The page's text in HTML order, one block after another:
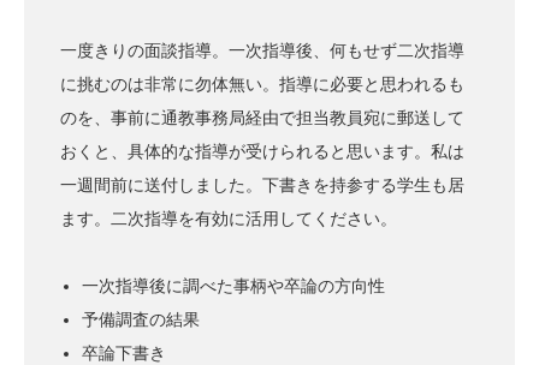
一度きりの面談指導。一次指導後、何もせず二次指導
に挑むのは非常に勿体無い。指導に必要と思われるも
のを、事前に通教事務局経由で担当教員宛に郵送して
おくと、具体的な指導が受けられると思います。私は
一週間前に送付しました。下書きを持参する学生も居
ます。二次指導を有効に活用してください。
一次指導後に調べた事柄や卒論の方向性
予備調査の結果
卒論下書き